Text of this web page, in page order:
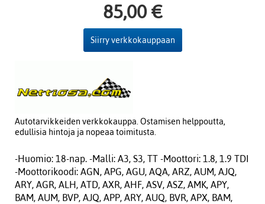
85,00 €
Siirry verkkokauppaan
Autotarvikkeiden verkkokauppa. Ostamisen helppoutta,
edullisia hintoja ja nopeaa toimitusta.
-Huomio: 18-nap. -Malli: A3, S3, TT -Moottori: 1.8, 1.9 TDI
-Moottorikoodi: AGN, APG, AGU, AQA, ARZ, AUM, AJQ,
ARY, AGR, ALH, ATD, AXR, AHF, ASV, ASZ, AMK, APY,
BAM, AUM, BVP, AJQ, APP, ARY, AUQ, BVR, APX, BAM,